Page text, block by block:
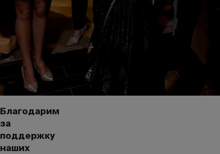
Благодарим
за
поддержку
наших